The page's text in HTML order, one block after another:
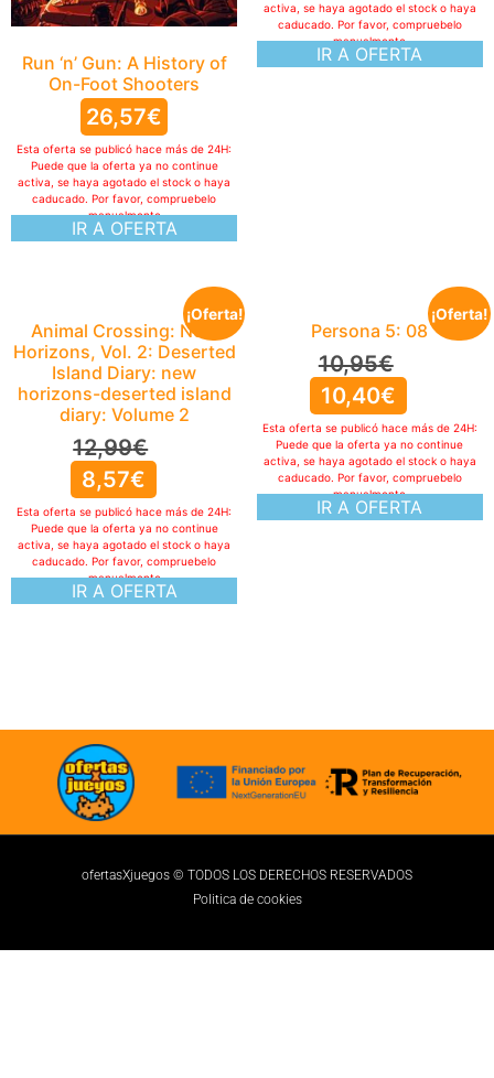
Run ‘n’ Gun: A History of
On-Foot Shooters
26,57€
IR A OFERTA
Esta oferta se publicó hace más de 24H:
Puede que la oferta ya no continue
activa, se haya agotado el stock o haya
caducado. Por favor, compruebelo
manualmente
IR A OFERTA
activa, se haya agotado el stock o haya
caducado. Por favor, compruebelo
manualmente
¡Oferta!
Animal Crossing: New
Horizons, Vol. 2: Deserted
Island Diary: new
horizons-deserted island
diary: Volume 2
12,99€
8,57€
IR A OFERTA
Esta oferta se publicó hace más de 24H:
Puede que la oferta ya no continue
activa, se haya agotado el stock o haya
caducado. Por favor, compruebelo
manualmente
¡Oferta!
Persona 5: 08
10,95€
10,40€
IR A OFERTA
Esta oferta se publicó hace más de 24H:
Puede que la oferta ya no continue
activa, se haya agotado el stock o haya
caducado. Por favor, compruebelo
manualmente
ofertasXjuegos © TODOS LOS DERECHOS RESERVADOS
Politica de cookies